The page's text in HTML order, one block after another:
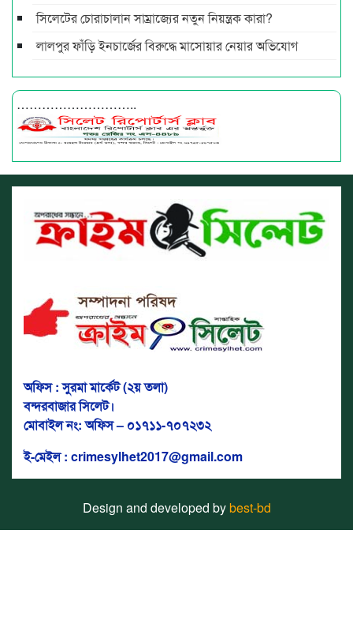
সিলেটের চোরাচালান সাম্রাজ্যের নতুন নিয়ন্ত্রক কারা?
লালপুর ফাঁড়ি ইনচার্জের বিরুদ্ধে মাসোয়ার নেয়ার অভিযোগ
………………………..
অফিস : সুরমা মার্কেট (২য় তলা)
বন্দরবাজার সিলেট।
মোবাইল নং: অফিস – ০১৭১১-৭০৭২৩২
ই-মেইল : crimesylhet2017@gmail.com
Design and developed bybest-bd